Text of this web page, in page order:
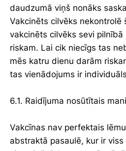
daudzumā viņš nonāks
Vakcinēts cilvēks
vakcinēts cilvēks sevi pilnībā
riskam. Lai cik niecīgs tas
mēs katru dienu darām
tas vienādojums ir
6.1. Raidījuma nosūtītais
Vakcīnas nav perfektais
abstraktā pasaulē, kur ir viss